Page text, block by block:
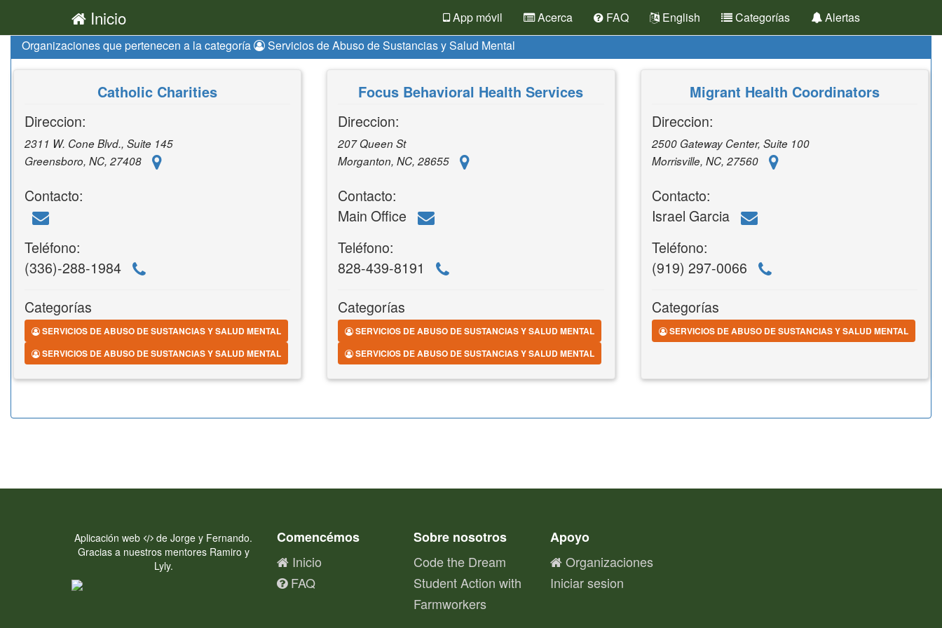
Inicio App móvil Acerca FAQ English Categorías
Alertas
Organizaciones que pertenecen a la categoría
Servicios de Abuso de Sustancias y Salud Mental
Catholic Charities
Direccion:
2311 W. Cone Blvd., Suite 145
Greensboro, NC, 27408
Contacto:
Teléfono:
(336)-288-1984
Categorías
SERVICIOS DE ABUSO DE SUSTANCIAS Y SALUD MENTAL
SERVICIOS DE ABUSO DE SUSTANCIAS Y SALUD MENTAL
Focus Behavioral Health Services
Direccion:
207 Queen St
Morganton, NC, 28655
Contacto:
Main Office
Teléfono:
828-439-8191
Categorías
SERVICIOS DE ABUSO DE SUSTANCIAS Y SALUD MENTAL
SERVICIOS DE ABUSO DE SUSTANCIAS Y SALUD MENTAL
Migrant Health Coordinators
Direccion:
2500 Gateway Center, Suite 100
Morrisville, NC, 27560
Contacto:
Israel Garcia
Teléfono:
(919) 297-0066
Categorías
SERVICIOS DE ABUSO DE SUSTANCIAS Y SALUD MENTAL
Aplicación web
de Jorge y Fernando.
Gracias a nuestros mentores Ramiro y
Lyly.
Comencémos
Inicio
FAQ
Sobre nosotros
Code the Dream
Student Action with
Farmworkers
Apoyo
Organizaciones
Iniciar sesion